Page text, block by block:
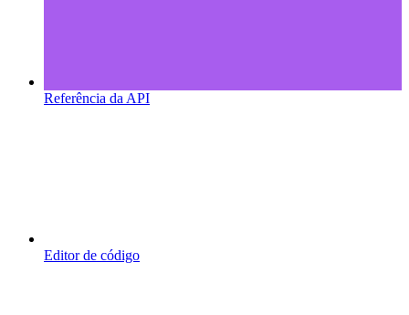
Referência da API
Editor de código